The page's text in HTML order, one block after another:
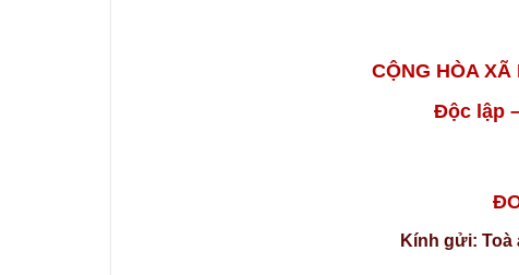
CỘNG HÒA XÃ
Độc lập
Kính gửi: Toà